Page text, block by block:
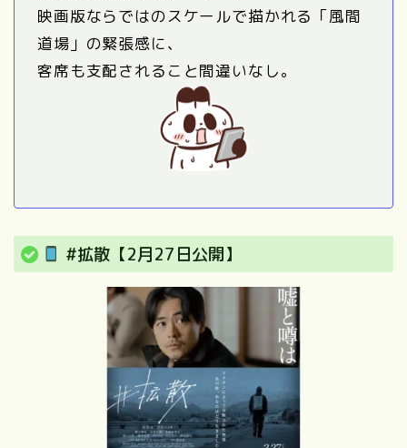
映画版ならではのスケールで描かれる「風間
道場」の緊張感に、
客席も支配されること間違いなし。
#拡散【2月27日公開】